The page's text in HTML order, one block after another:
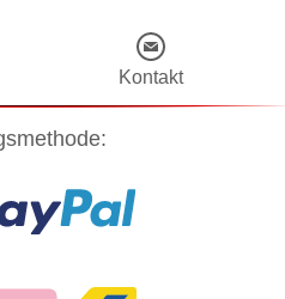
Kontakt